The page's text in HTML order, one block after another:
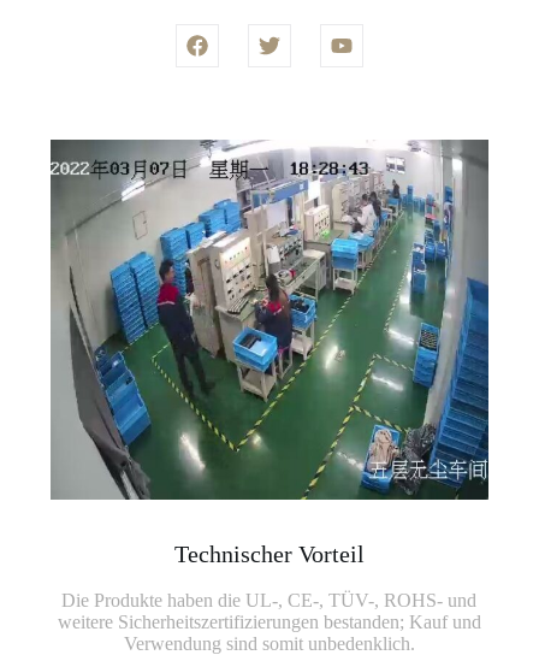
Technischer Vorteil
Die Produkte haben die UL-, CE-, TÜV-, ROHS- und
weitere Sicherheitszertifizierungen bestanden; Kauf und
Verwendung sind somit unbedenklich.